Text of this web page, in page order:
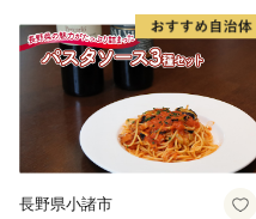
長野県小諸市